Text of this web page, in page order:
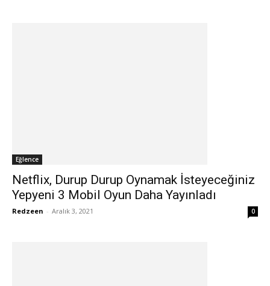
Eğlence
Netflix, Durup Durup Oynamak İsteyeceğiniz
Yepyeni 3 Mobil Oyun Daha Yayınladı
Redzeen - Aralık 3, 2021 0